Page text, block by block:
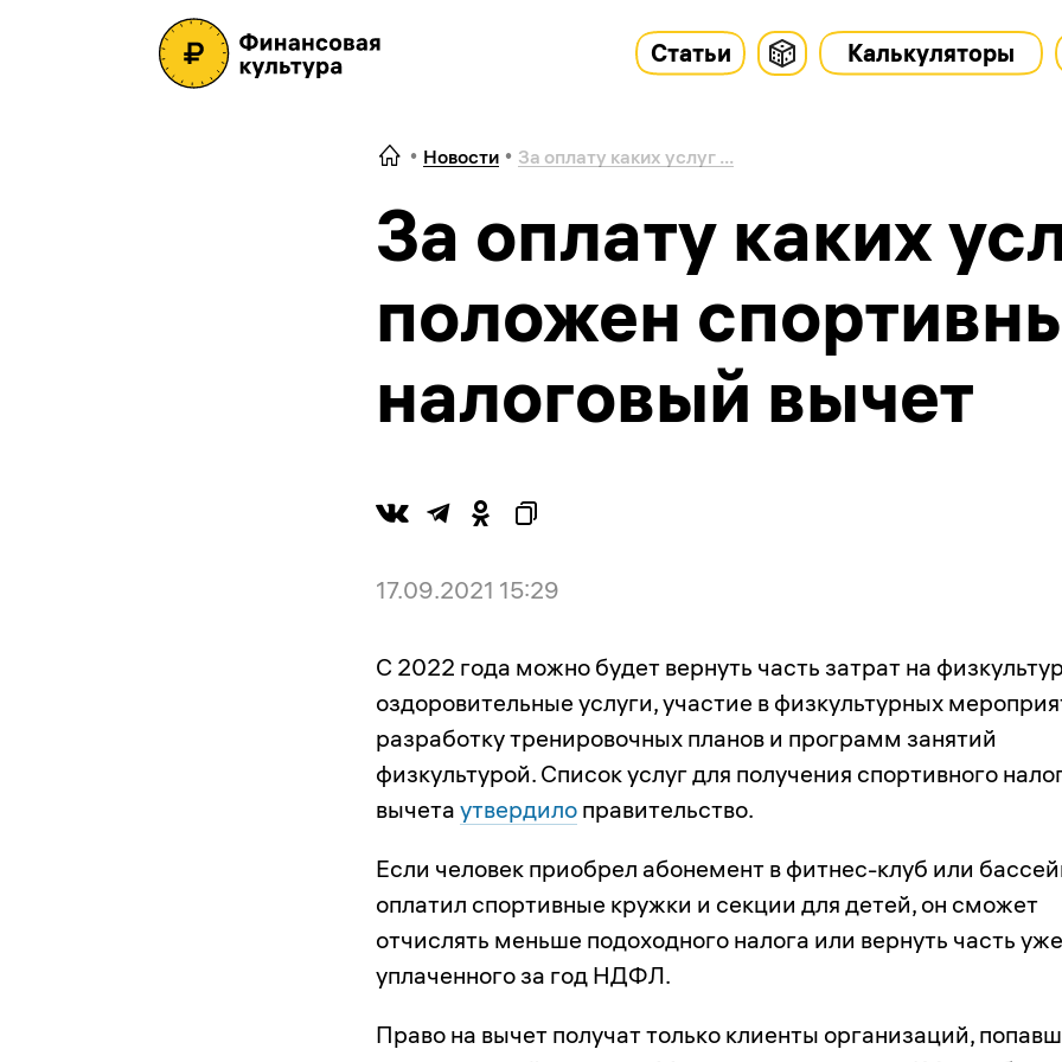
Статьи Калькуляторы
Новости За оплату каких услуг ...
За оплату каких
положен
налоговый вычет
17.09.2021 15:29
С 2022 года можно будет вернуть часть затрат на
оздоровительные услуги, участие в физкультурных
разработку тренировочных планов и программ занятий
физкультурой. Список услуг для получения спортивного
вычета утвердило правительство.
Если человек приобрел абонемент в фитнес-клуб или
оплатил спортивные кружки и секции для детей, он сможет
отчислять меньше подоходного налога или вернуть часть уже
уплаченного за год НДФЛ.
Право на вычет получат только клиенты организаций,